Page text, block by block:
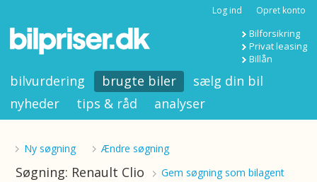
Log ind Opret konto
Bilforsikring
Privat leasing
Billån
bilvurdering brugte biler
sælg din bil
nyheder
tips & råd analyser
Ny søgning Ændre søgning
Søgning: Renault Clio Gem søgning som bilagent